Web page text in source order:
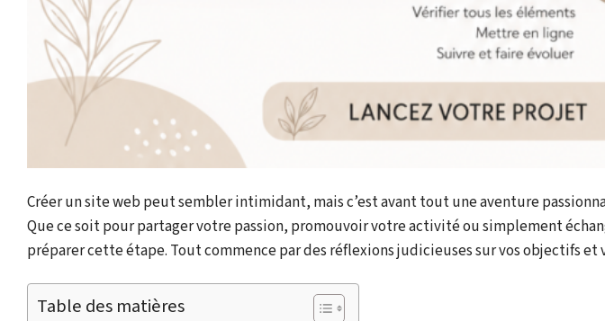
Créer un site web peut sembler intimidant, mais c’est avant tout une aventure
Que ce soit pour partager votre passion, promouvoir votre activité ou simplement
préparer cette étape. Tout commence par des réflexions judicieuses sur vos objectifs
Table des matières